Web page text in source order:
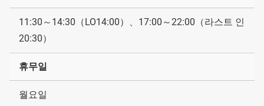
11:30～14:30（LO14:00）、17:00～22:00（라스트 인
20:30）
휴무일
월요일